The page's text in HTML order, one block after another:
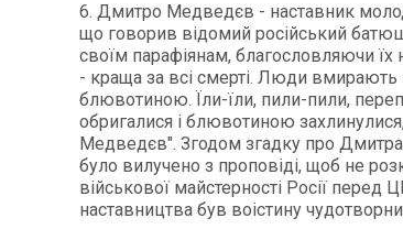
6. Дмитро Медведєв - наставник
що говорив відомий російський
своїм парафіянам, благословляючи їх
- краща за всі смерті. Люди вмирають
блювотиною. Їли-їли, пили-пили,
обригалися і блювотиною
Медведєв". Згодом згадку про
було вилучено з проповіді, щоб не
військової майстерності Росії перед
наставництва був воістину